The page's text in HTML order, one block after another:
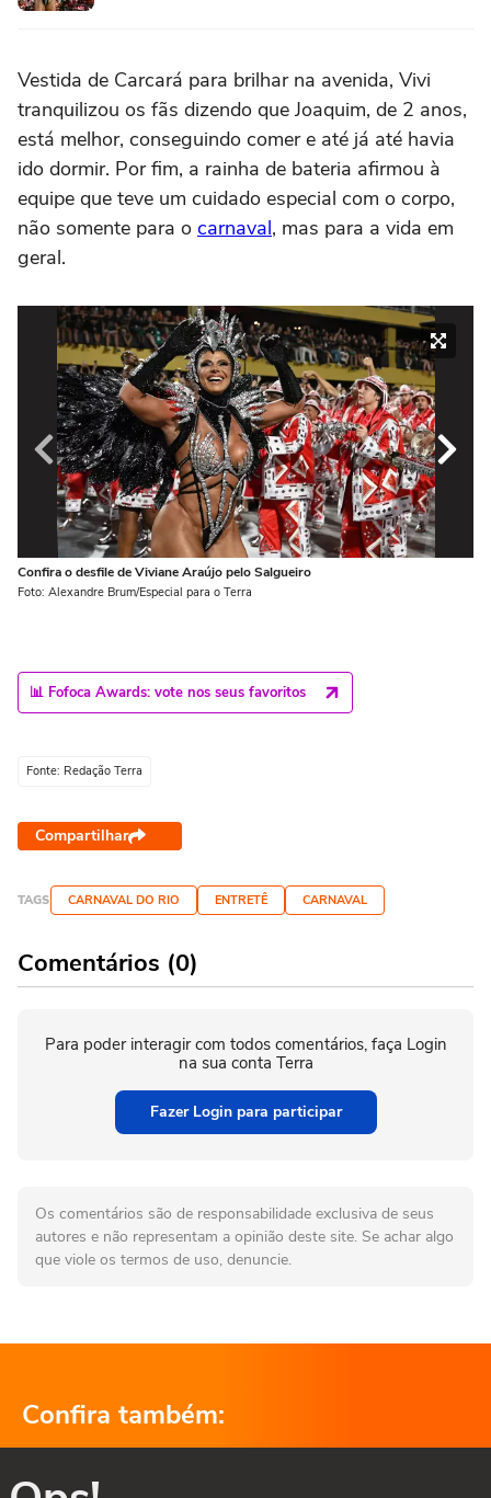
Vestida de Carcará para brilhar na avenida, Vivi
tranquilizou os fãs dizendo que Joaquim, de 2 anos,
está melhor, conseguindo comer e até já até havia
ido dormir. Por fim, a rainha de bateria afirmou à
equipe que teve um cuidado especial com o corpo,
não somente para o carnaval, mas para a vida em
geral.
Confira o desfile de Viviane Araújo pelo Salgueiro
Foto: Alexandre Brum/Especial para o Terra
📊 Fofoca Awards: vote nos seus favoritos
Fonte: Redação Terra
Compartilhar
TAGS CARNAVAL DO RIO ENTRETÊ CARNAVAL
Comentários (0)
Para poder interagir com todos comentários, faça Login
na sua conta Terra
Fazer Login para participar
Os comentários são de responsabilidade exclusiva de seus
autores e não representam a opinião deste site. Se achar algo
que viole os termos de uso, denuncie.
Confira também: